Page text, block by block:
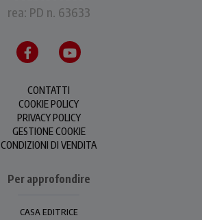
rea: PD n. 63633
CONTATTI
COOKIE POLICY
PRIVACY POLICY
GESTIONE COOKIE
CONDIZIONI DI VENDITA
Per approfondire
CASA EDITRICE